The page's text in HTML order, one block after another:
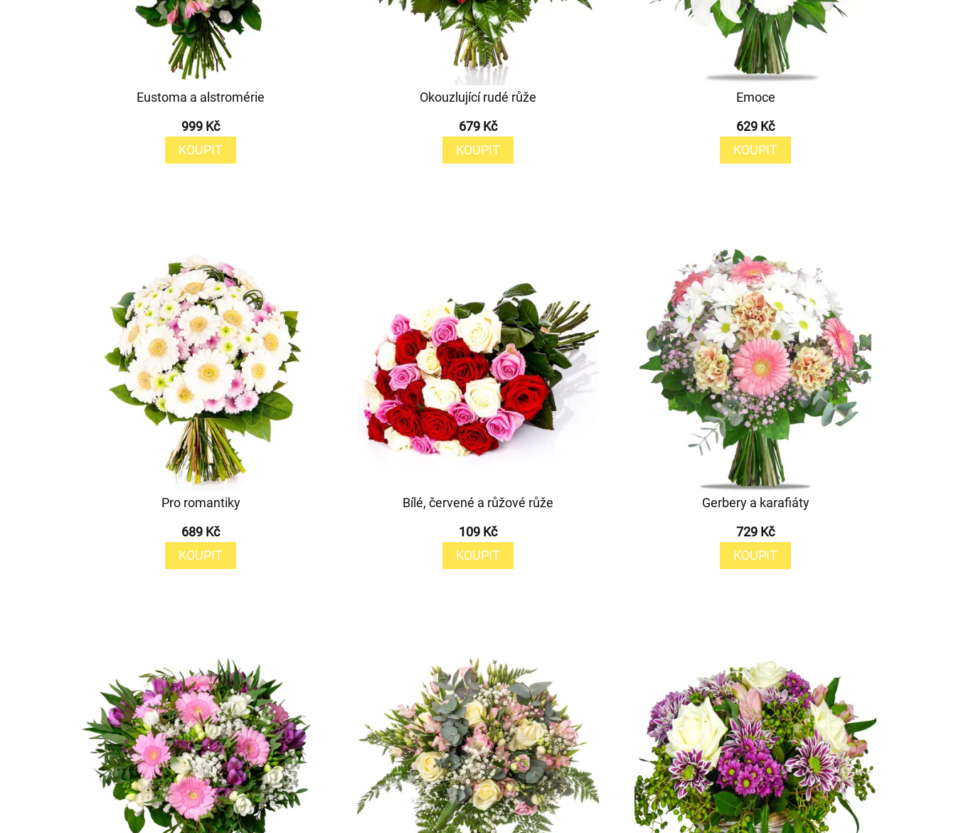
Eustoma a alstromérie
999 Kč
KOUPIT
Okouzlující rudé růže
679 Kč
KOUPIT
Emoce
629 Kč
KOUPIT
Pro romantiky
689 Kč
KOUPIT
Bílé, červené a růžové růže
109 Kč
KOUPIT
Gerbery a karafiáty
729 Kč
KOUPIT